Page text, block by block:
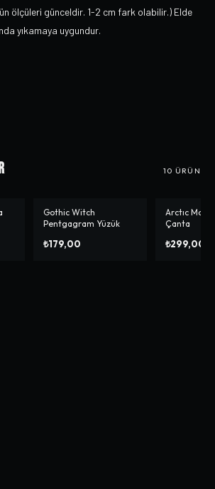
ölçüleri günceldir. 1-2 cm fark olabilir.) Elde
yıkamaya uygundur.
10 ÜRÜN
Gothic Witch
Pentgagram Yüzük
₺179,00
Arctıc
Çanta
₺299,00